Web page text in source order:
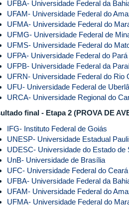
UFBA- Universidade Federal da
UFAM- Universidade Federal do
UFMA- Universidade Federal do
UFMG- Universidade Federal de
UFMS- Universidade Federal do
UFPA- Universidade Federal do Pará
UFPB- Universidade Federal da
UFRN- Universidade Federal do Rio
UFU- Universidade Federal de
URCA- Universidade Regional do
final - Etapa 2 (PROVA DE
IFG- Instituto Federal de Goiás
UNESP- Universidade Estadual
UDESC- Universidade do Estado de
UnB- Universidade de Brasília
UFC- Universidade Federal do Ceará
UFBA- Universidade Federal da
UFAM- Universidade Federal do
UFMA- Universidade Federal do